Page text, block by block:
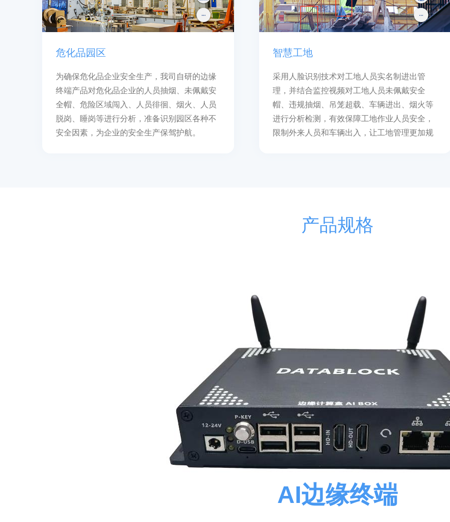
危化品园区
为确保危化品企业安全生产，我司自研的边缘
终端产品对危化品企业的人员抽烟、未佩戴安
全帽、危险区域闯入、人员徘徊、烟火、人员
脱岗、睡岗等进行分析，准备识别园区各种不
安全因素，为企业的安全生产保驾护航。
智慧工地
采用人脸识别技术对工地人员实名制进出管
理，并结合监控视频对工地人员未佩戴安全
帽、违规抽烟、吊笼超载、车辆进出、烟火等
进行分析检测，有效保障工地作业人员安全，
限制外来人员和车辆出入，让工地管理更加规
产品规格
AI边缘终端